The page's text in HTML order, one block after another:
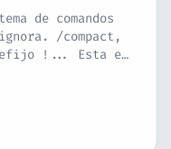
de comandos
/compact,
!... Esta es